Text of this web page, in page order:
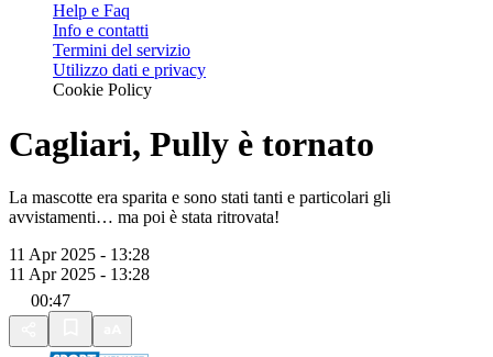
Help e Faq
Info e contatti
Termini del servizio
Utilizzo dati e privacy
Cookie Policy
Cagliari, Pully è tornato
La mascotte era sparita e sono stati tanti e particolari gli
avvistamenti… ma poi è stata ritrovata!
11 Apr 2025 - 13:28
11 Apr 2025 - 13:28
00:47